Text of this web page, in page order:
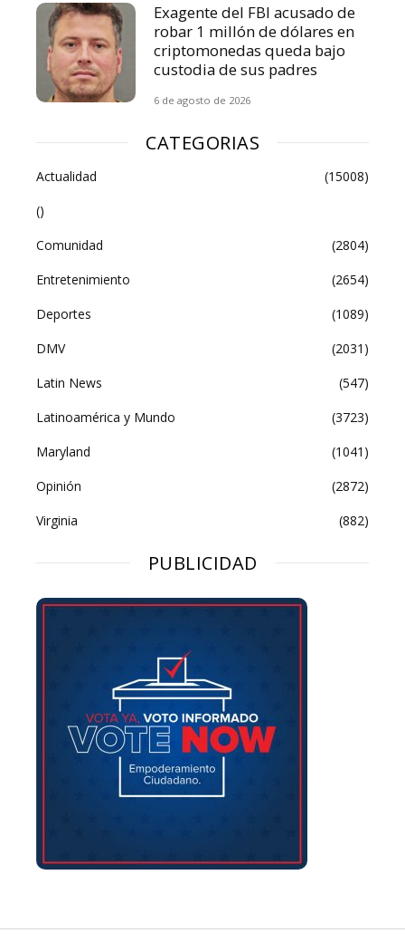
Exagente del FBI acusado de
robar 1 millón de dólares en
criptomonedas queda bajo
custodia de sus padres
6 de agosto de 2026
CATEGORIAS
Actualidad
(15008)
()
Comunidad
(2804)
Entretenimiento
(2654)
Deportes
(1089)
DMV
(2031)
Latin News
(547)
Latinoamérica y Mundo
(3723)
Maryland
(1041)
Opinión
(2872)
Virginia
(882)
PUBLICIDAD